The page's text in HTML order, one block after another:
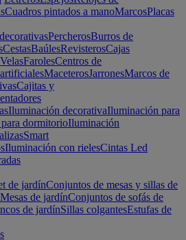
Cuadros pintados a manoMarcosPlacas
PercherosBurros de
CestasBaúlesRevisterosCajas
VelasFarolesCentros de
MaceterosJarronesMarcos de
Cajitas y
Iluminación decorativaIluminación para
dormitorioIluminación
Smart
Iluminación con rielesCintas Led
de jardínConjuntos de mesas y sillas de
Mesas de jardínConjuntos de sofás de
de jardínSillas colgantesEstufas de